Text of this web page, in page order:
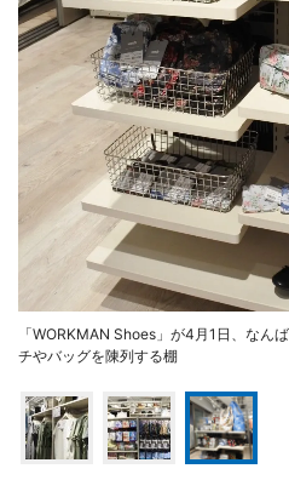
「WORKMAN Shoes」が4月1日、なん
チやバッグを陳列する棚